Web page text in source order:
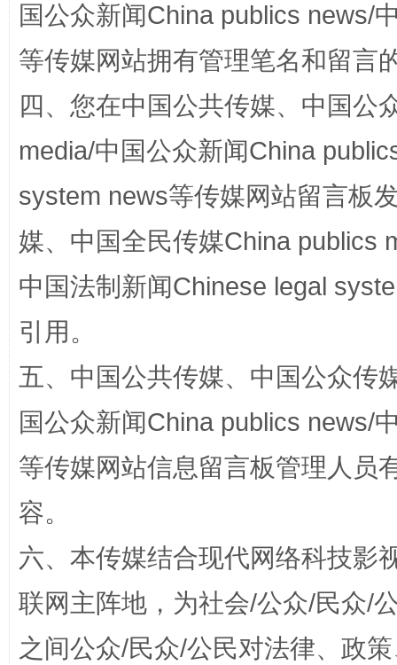
国家大学科技园优化重塑工作
国公众新闻China publics news/
等传媒网站拥有管理笔名和留言
四、您在中国公共传媒、中国公
media/中国公众新闻China
system news等传媒网站留言板
媒、中国全民传媒China publics
中国法制新闻Chinese legal
引用。
五、中国公共传媒、中国公众传
国公众新闻China publics news/
等传媒网站信息留言板管理人员
容。
六、本传媒结合现代网络科技影
联网主阵地，为社会/公众/民众/
之间公众/民众/公民对法律、政